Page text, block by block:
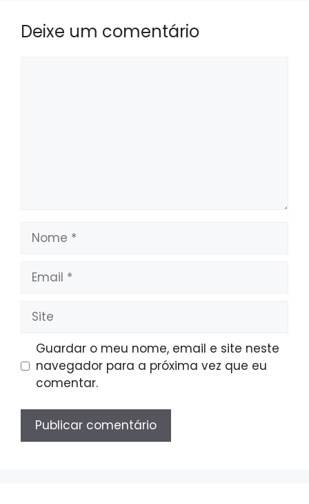
Deixe um comentário
Nome
Email
Site
Guardar o meu nome, email e site neste
navegador para a próxima vez que eu
comentar.